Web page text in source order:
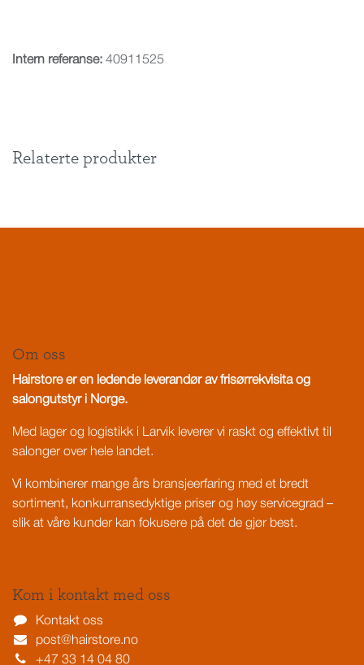
Intern referanse: 40911525
Relaterte produkter
Om oss
Hairstore er en ledende leverandør av frisørrekvisita og
salongutstyr i Norge.
Med lager og logistikk i Larvik leverer vi raskt og effektivt til
salonger over hele landet.
Vi kombinerer mange års bransjeerfaring med et bredt
sortiment, konkurransedyktige priser og høy servicegrad –
slik at våre kunder kan fokusere på det de gjør best.
Kom i kontakt med oss
Kontakt oss
post@hairstore.no
+47 33 14 04 80